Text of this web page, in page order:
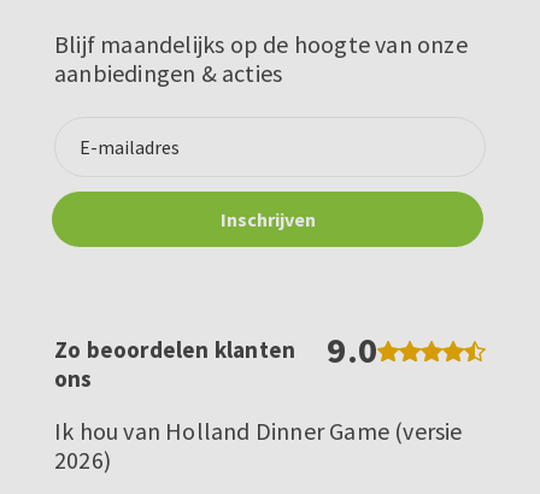
Blijf maandelijks op de hoogte van onze
aanbiedingen & acties
Zo beoordelen klanten
ons
9.0
Ik hou van Holland Dinner Game (versie
2026)